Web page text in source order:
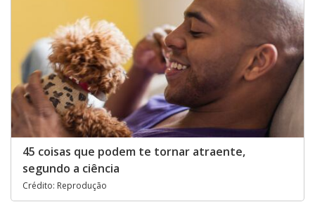
45 coisas que podem te tornar atraente,
segundo a ciência
Crédito: Reprodução